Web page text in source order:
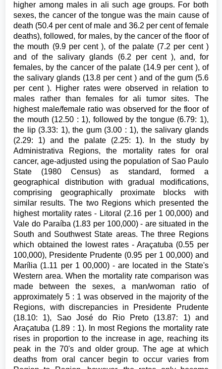
higher among males in ali such age groups. For both
sexes, the cancer of the tongue was the main cause of
death (50.4 per cent of male and 36.2 per cent of female
deaths), followed, for males, by the cancer of the floor of
the mouth (9.9 per cent ), of the palate (7.2 per cent )
and of the salivary glands (6.2 per cent ), and, for
females, by the cancer of the palate (14.9 per cent ), of
the salivary glands (13.8 per cent ) and of the gum (5.6
per cent ). Higher rates were observed in relation to
males rather than females for ali tumor sites. The
highest male/female ratio was observed for the floor of
the mouth (12.50 : 1), followed by the tongue (6.79: 1),
the lip (3.33: 1), the gum (3.00 : 1), the salivary glands
(2.29: 1) and the palate (2.25: 1). In the study by
Administrativa Regions, the mortality rates for oral
cancer, age-adjusted using the population of Sao Paulo
State (1980 Census) as standard, formed a
geographical distribution with gradual modifications,
comprising geographically proximate blocks with
similar results. The two Regions which presented the
highest mortality rates - Litoral (2.16 per 1 00,000) and
Vale do Paraíba (1.83 per 100,000) - are situated in the
South and Southwest State areas. The three Regions
which obtained the lowest rates - Araçatuba (0.55 per
100,000), Presidente Prudente (0.95 per 1 00,000) and
Marília (1.11 per 1 00,000) - are located in the State's
Western area. When the mortality rate comparison was
made between the sexes, a man/woman ratio of
approximately 5 : 1 was observed in the majority of the
Regions, with discrepancies in Presidente Prudente
(18.10: 1), Sao José do Rio Preto (13.87: 1) and
Araçatuba (1.89 : 1). In most Regions the mortality rate
rises in proportion to the increase in age, reaching its
peak in the 70's and older group. The age at which
deaths from oral cancer begin to occur varies from